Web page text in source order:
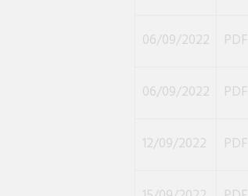
06/09/2022 PDF
06/09/2022 PDF
12/09/2022 PDF